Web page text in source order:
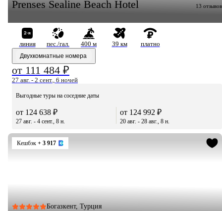
Prenses Sealine Beach Hotel 13 отзывов
линия пес./гал. 400 м 39 км
платно
Двухкомнатные номера
от 111 484 ₽
27 авг. - 2 сент., 6 ночей
Выгодные туры на соседние даты
от 124 638 ₽
27 авг. - 4 сент., 8 н.
от 124 992 ₽
20 авг. - 28 авг., 8 н.
Кешбэк + 3 917
Богазкент, Турция